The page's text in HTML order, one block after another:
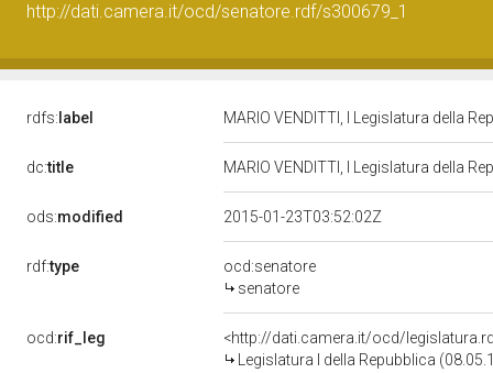
http://dati.camera.it/ocd/senatore.rdf/s300679_1
rdfs: label MARIO VENDITTI, I Legislatura della
dc:title MARIO VENDITTI, I Legislatura della
ods:modified 2015-01-23T03:52:02Z
rdf:type
ocd:senatore
senatore
ocd:rif_leg
<http://dati.camera.it/ocd/
Legislatura I della Repubblica